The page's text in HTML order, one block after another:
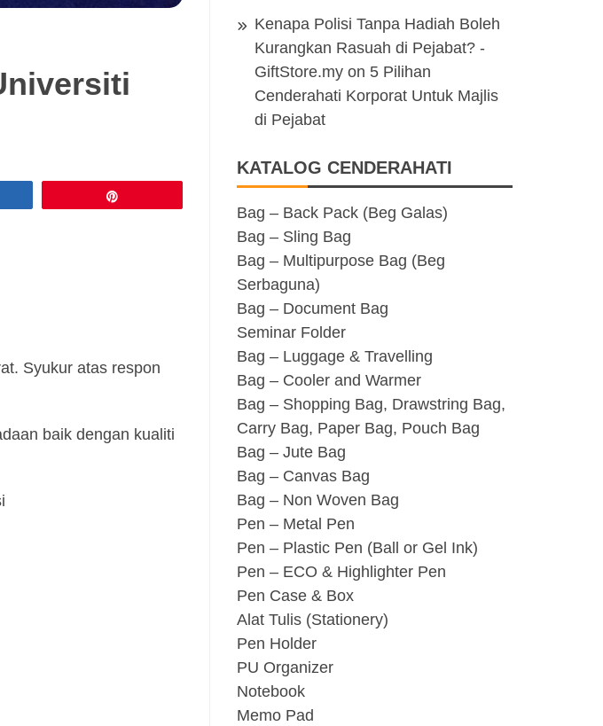
Syukur atas respon
baik dengan kualiti
Kenapa Polisi Tanpa Hadiah Boleh
Kurangkan Rasuah di Pejabat? -
GiftStore.my on 5 Pilihan
Cenderahati Korporat Untuk Majlis
di Pejabat
KATALOG CENDERAHATI
Bag – Back Pack (Beg Galas)
Bag – Sling Bag
Bag – Multipurpose Bag (Beg
Serbaguna)
Bag – Document Bag
Seminar Folder
Bag – Luggage & Travelling
Bag – Cooler and Warmer
Bag – Shopping Bag, Drawstring Bag,
Carry Bag, Paper Bag, Pouch Bag
Bag – Jute Bag
Bag – Canvas Bag
Bag – Non Woven Bag
Pen – Metal Pen
Pen – Plastic Pen (Ball or Gel Ink)
Pen – ECO & Highlighter Pen
Pen Case & Box
Alat Tulis (Stationery)
Pen Holder
PU Organizer
Notebook
Memo Pad